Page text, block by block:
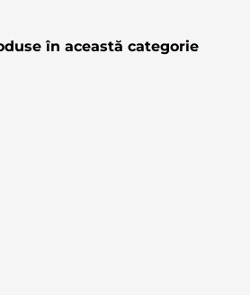
în această categorie